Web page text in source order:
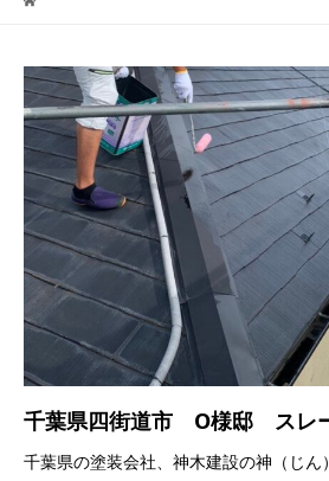
千葉県四街道市 O様邸 スレ
千葉県の塗装会社、神木建設の神（じ